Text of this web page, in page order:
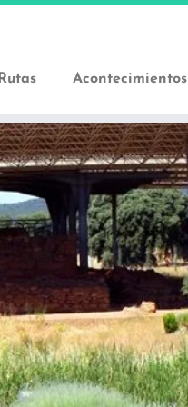
Rutas Acontecimientos